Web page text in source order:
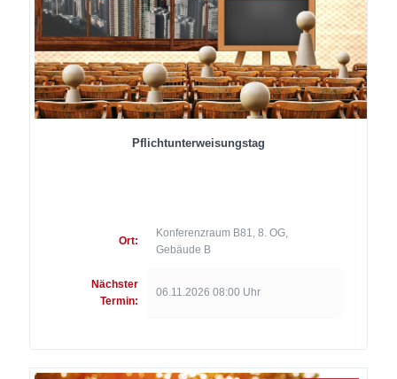
Pflichtunterweisungstag
Ort:
Konferenzraum B81, 8. OG,
Gebäude B
Nächster
Termin:
06.11.2026 08:00 Uhr